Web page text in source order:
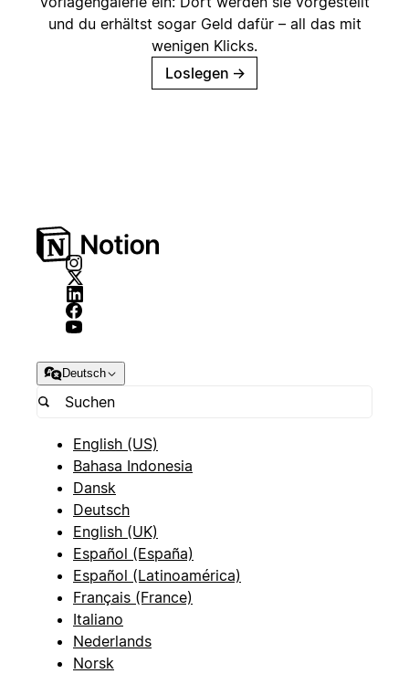
und du erhältst sogar Geld dafür – all das mit
wenigen Klicks.
Loslegen →
Deutsch
English (US)
Bahasa Indonesia
Dansk
Deutsch
English (UK)
Español (España)
Español (Latinoamérica)
Français (France)
Italiano
Nederlands
Norsk